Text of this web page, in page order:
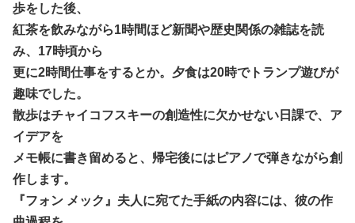
歩をした後、
紅茶を飲みながら1時間ほど新聞や歴史関係の雑誌を読
み、17時頃から
更に2時間仕事をするとか。夕食は20時でトランプ遊びが
趣味でした。
散歩はチャイコフスキーの創造性に欠かせない日課で、ア
イデアを
メモ帳に書き留めると、帰宅後にはピアノで弾きながら創
作します。
『フォン メック』夫人に宛てた手紙の内容には、彼の作